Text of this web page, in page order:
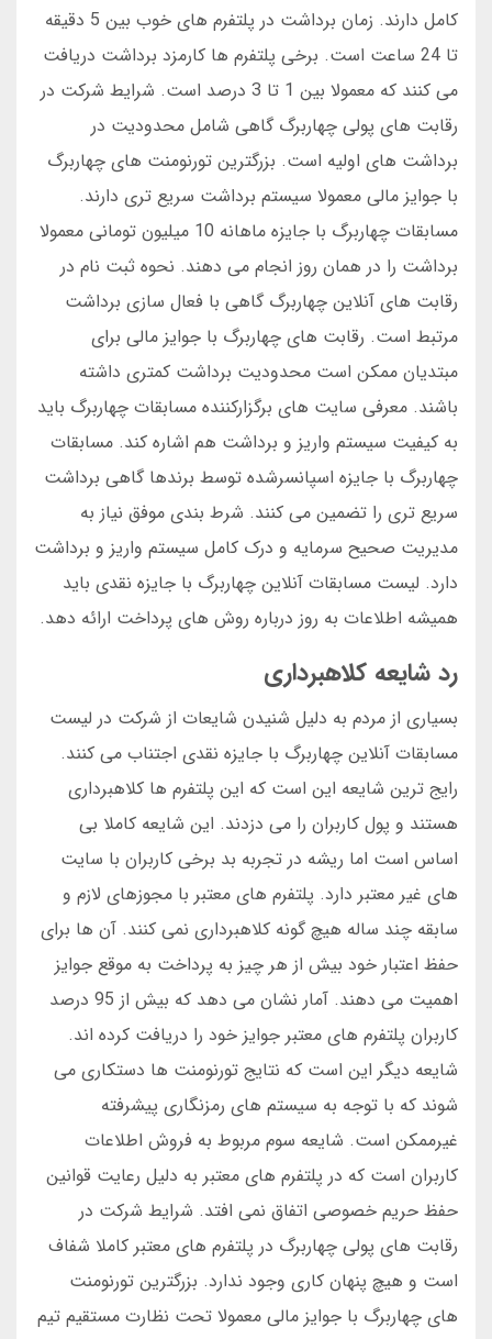
کامل دارند. زمان برداشت در پلتفرم های خوب بین 5 دقیقه
تا 24 ساعت است. برخی پلتفرم ها کارمزد برداشت دریافت
می کنند که معمولا بین 1 تا 3 درصد است. شرایط شرکت در
رقابت های پولی چهاربرگ گاهی شامل محدودیت در
برداشت های اولیه است. بزرگترین تورنومنت های چهاربرگ
با جوایز مالی معمولا سیستم برداشت سریع تری دارند.
مسابقات چهاربرگ با جایزه ماهانه 10 میلیون تومانی معمولا
برداشت را در همان روز انجام می دهند. نحوه ثبت نام در
رقابت های آنلاین چهاربرگ گاهی با فعال سازی برداشت
مرتبط است. رقابت های چهاربرگ با جوایز مالی برای
مبتدیان ممکن است محدودیت برداشت کمتری داشته
باشند. معرفی سایت های برگزارکننده مسابقات چهاربرگ باید
به کیفیت سیستم واریز و برداشت هم اشاره کند. مسابقات
چهاربرگ با جایزه اسپانسرشده توسط برندها گاهی برداشت
سریع تری را تضمین می کنند. شرط بندی موفق نیاز به
مدیریت صحیح سرمایه و درک کامل سیستم واریز و برداشت
دارد. لیست مسابقات آنلاین چهاربرگ با جایزه نقدی باید
همیشه اطلاعات به روز درباره روش های پرداخت ارائه دهد.
رد شایعه کلاهبرداری
بسیاری از مردم به دلیل شنیدن شایعات از شرکت در لیست
مسابقات آنلاین چهاربرگ با جایزه نقدی اجتناب می کنند.
رایج ترین شایعه این است که این پلتفرم ها کلاهبرداری
هستند و پول کاربران را می دزدند. این شایعه کاملا بی
اساس است اما ریشه در تجربه بد برخی کاربران با سایت
های غیر معتبر دارد. پلتفرم های معتبر با مجوزهای لازم و
سابقه چند ساله هیچ گونه کلاهبرداری نمی کنند. آن ها برای
حفظ اعتبار خود بیش از هر چیز به پرداخت به موقع جوایز
اهمیت می دهند. آمار نشان می دهد که بیش از 95 درصد
کاربران پلتفرم های معتبر جوایز خود را دریافت کرده اند.
شایعه دیگر این است که نتایج تورنومنت ها دستکاری می
شوند که با توجه به سیستم های رمزنگاری پیشرفته
غیرممکن است. شایعه سوم مربوط به فروش اطلاعات
کاربران است که در پلتفرم های معتبر به دلیل رعایت قوانین
حفظ حریم خصوصی اتفاق نمی افتد. شرایط شرکت در
رقابت های پولی چهاربرگ در پلتفرم های معتبر کاملا شفاف
است و هیچ پنهان کاری وجود ندارد. بزرگترین تورنومنت
های چهاربرگ با جوایز مالی معمولا تحت نظارت مستقیم تیم